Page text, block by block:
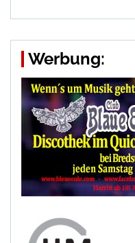
Werbung: